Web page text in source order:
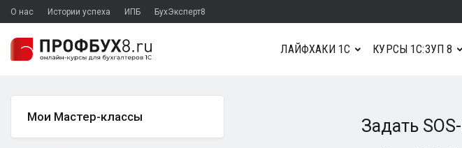
О нас Истории успеха ИПБ БухЭксперт8
ЛАЙФХАКИ 1С КУРСЫ 1С:ЗУП 8
Задать
Мои Мастер-классы